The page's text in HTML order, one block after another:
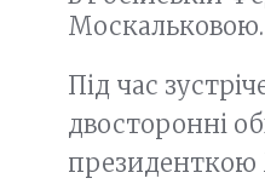
Москальковою.
Під час
двосторонні